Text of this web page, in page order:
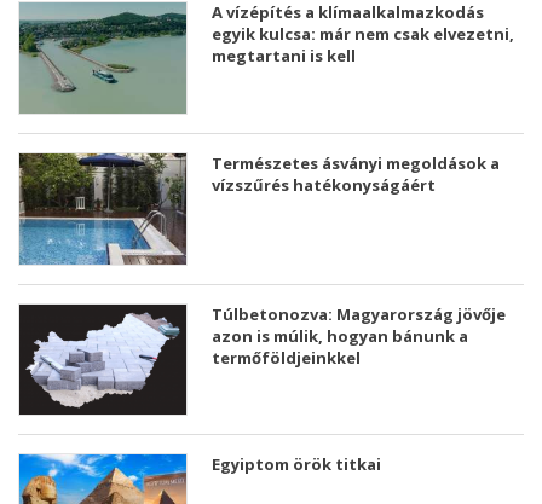
A vízépítés a klímaalkalmazkodás
egyik kulcsa: már nem csak elvezetni,
megtartani is kell
Természetes ásványi megoldások a
vízszűrés hatékonyságáért
Túlbetonozva: Magyarország jövője
azon is múlik, hogyan bánunk a
termőföldjeinkkel
Egyiptom örök titkai